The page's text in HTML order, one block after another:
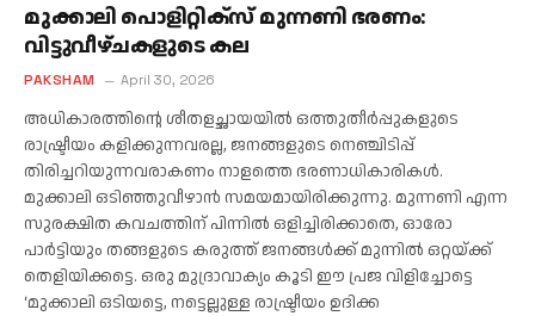
മുക്കാലി പൊളിറ്റിക്‌സ് മുന്നണി ഭരണം:
വിട്ടുവീഴ്ചകളുടെ കല
PAKSHAM April 30, 2026
അധികാരത്തിന്റെ ശീതളച്ഛായയില്‍ ഒത്തുതീര്‍പ്പുകളുടെ
രാഷ്ട്രീയം കളിക്കുന്നവരല്ല, ജനങ്ങളുടെ നെഞ്ചിടിപ്പ്
തിരിച്ചറിയുന്നവരാകണം നാളത്തെ ഭരണാധികാരികള്‍.
മുക്കാലി ഒടിഞ്ഞുവീഴാന്‍ സമയമായിരിക്കുന്നു. മുന്നണി എന്ന
സുരക്ഷിത കവചത്തിന് പിന്നില്‍ ഒളിച്ചിരിക്കാതെ, ഓരോ
പാര്‍ട്ടിയും തങ്ങളുടെ കരുത്ത് ജനങ്ങള്‍ക്ക് മുന്നില്‍ ഒറ്റയ്ക്ക്
തെളിയിക്കട്ടെ. ഒരു മുദ്രാവാക്യം കൂടി ഈ പ്രജ വിളിച്ചോട്ടെ
‘മുക്കാലി ഒടിയട്ടെ, നട്ടെല്ലുള്ള രാഷ്ട്രീയം ഉദിക്ക